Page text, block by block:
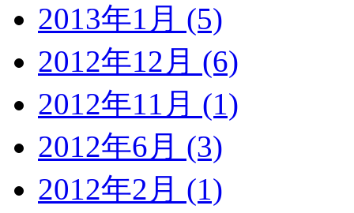
2013年1月 (5)
2012年12月 (6)
2012年11月 (1)
2012年6月 (3)
2012年2月 (1)